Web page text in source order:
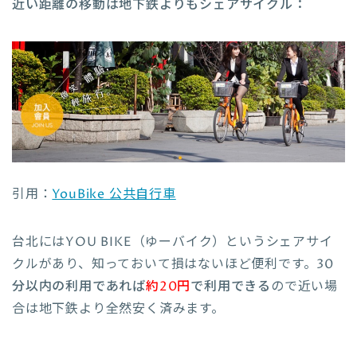
近い距離の移動は地下鉄よりもシェアサイクル：
引用：YouBike 公共自行車
台北にはYOU BIKE（ゆーバイク）というシェアサイ
クルがあり、知っておいて損はないほど便利です。 30
分以内の利用であれば約20円で利用できる ので近い場
合は地下鉄より全然安く済みます。